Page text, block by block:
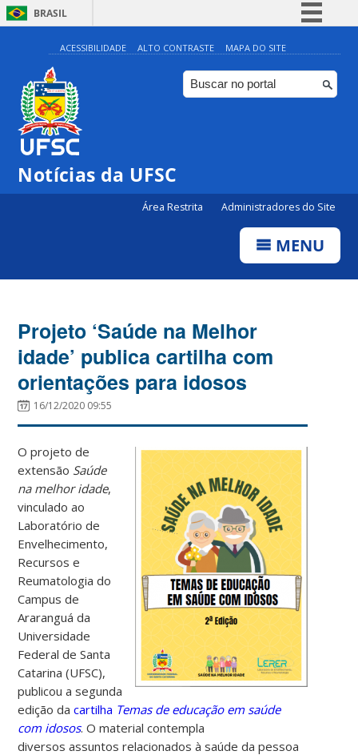
BRASIL
Simplifique!
Comunica BR
Participe
ACESSIBILIDADE ALTO CONTRASTE MAPA DO SITE
Notícias da UFSC
Área Restrita Administradores do Site
MENU
Projeto ‘Saúde na Melhor
idade’ publica cartilha com
orientações para idosos
16/12/2020 09:55
O projeto de
extensão Saúde
na melhor idade,
vinculado ao
Laboratório de
Envelhecimento,
Recursos e
Reumatologia do
Campus de
Araranguá da
Universidade
Federal de Santa
Catarina (UFSC),
publicou a segunda
edição dacartilha Temas de educação em saúde
com idosos. O material contempla
diversos assuntos relacionados à saúde da pessoa